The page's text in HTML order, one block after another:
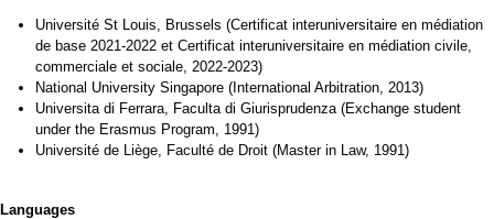
Université St Louis, Brussels (Certificat interuniversitaire en médiation
de base 2021-2022 et Certificat interuniversitaire en médiation civile,
commerciale et sociale, 2022-2023)
National University Singapore (International Arbitration, 2013)
Universita di Ferrara, Faculta di Giurisprudenza (Exchange student
under the Erasmus Program, 1991)
Université de Liège, Faculté de Droit (Master in Law, 1991)
Languages